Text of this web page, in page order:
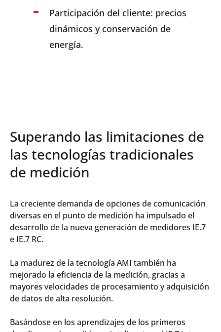
Participación del cliente: precios
dinámicos y conservación de
energía.
Superando las limitaciones de
las tecnologías tradicionales
de medición
La creciente demanda de opciones de comunicación
diversas en el punto de medición ha impulsado el
desarrollo de la nueva generación de medidores IE.7
e IE.7 RC.
La madurez de la tecnología AMI también ha
mejorado la eficiencia de la medición, gracias a
mayores velocidades de procesamiento y adquisición
de datos de alta resolución.
Basándose en los aprendizajes de los primeros